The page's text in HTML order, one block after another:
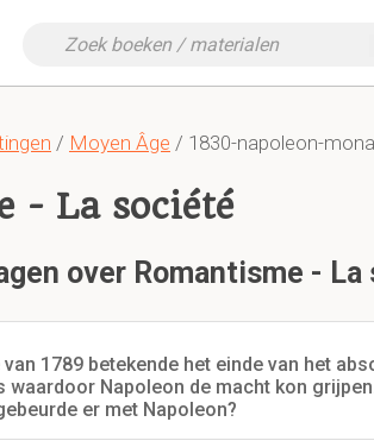
/ Moyen Âge / 1830-napoleon-
- La société
over Romantisme - La
1789 betekende het einde van het
waardoor Napoleon de macht kon
er met Napoleon?